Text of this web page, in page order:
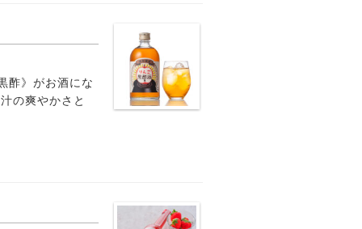
酢》がお酒にな
の爽やかさと